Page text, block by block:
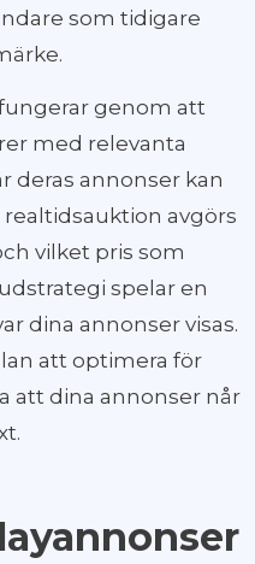
som tidigare
genom att
med relevanta
deras annonser kan
realtidsauktion avgörs
vilket pris som
spelar en
dina annonser visas.
att optimera för
att dina annonser når